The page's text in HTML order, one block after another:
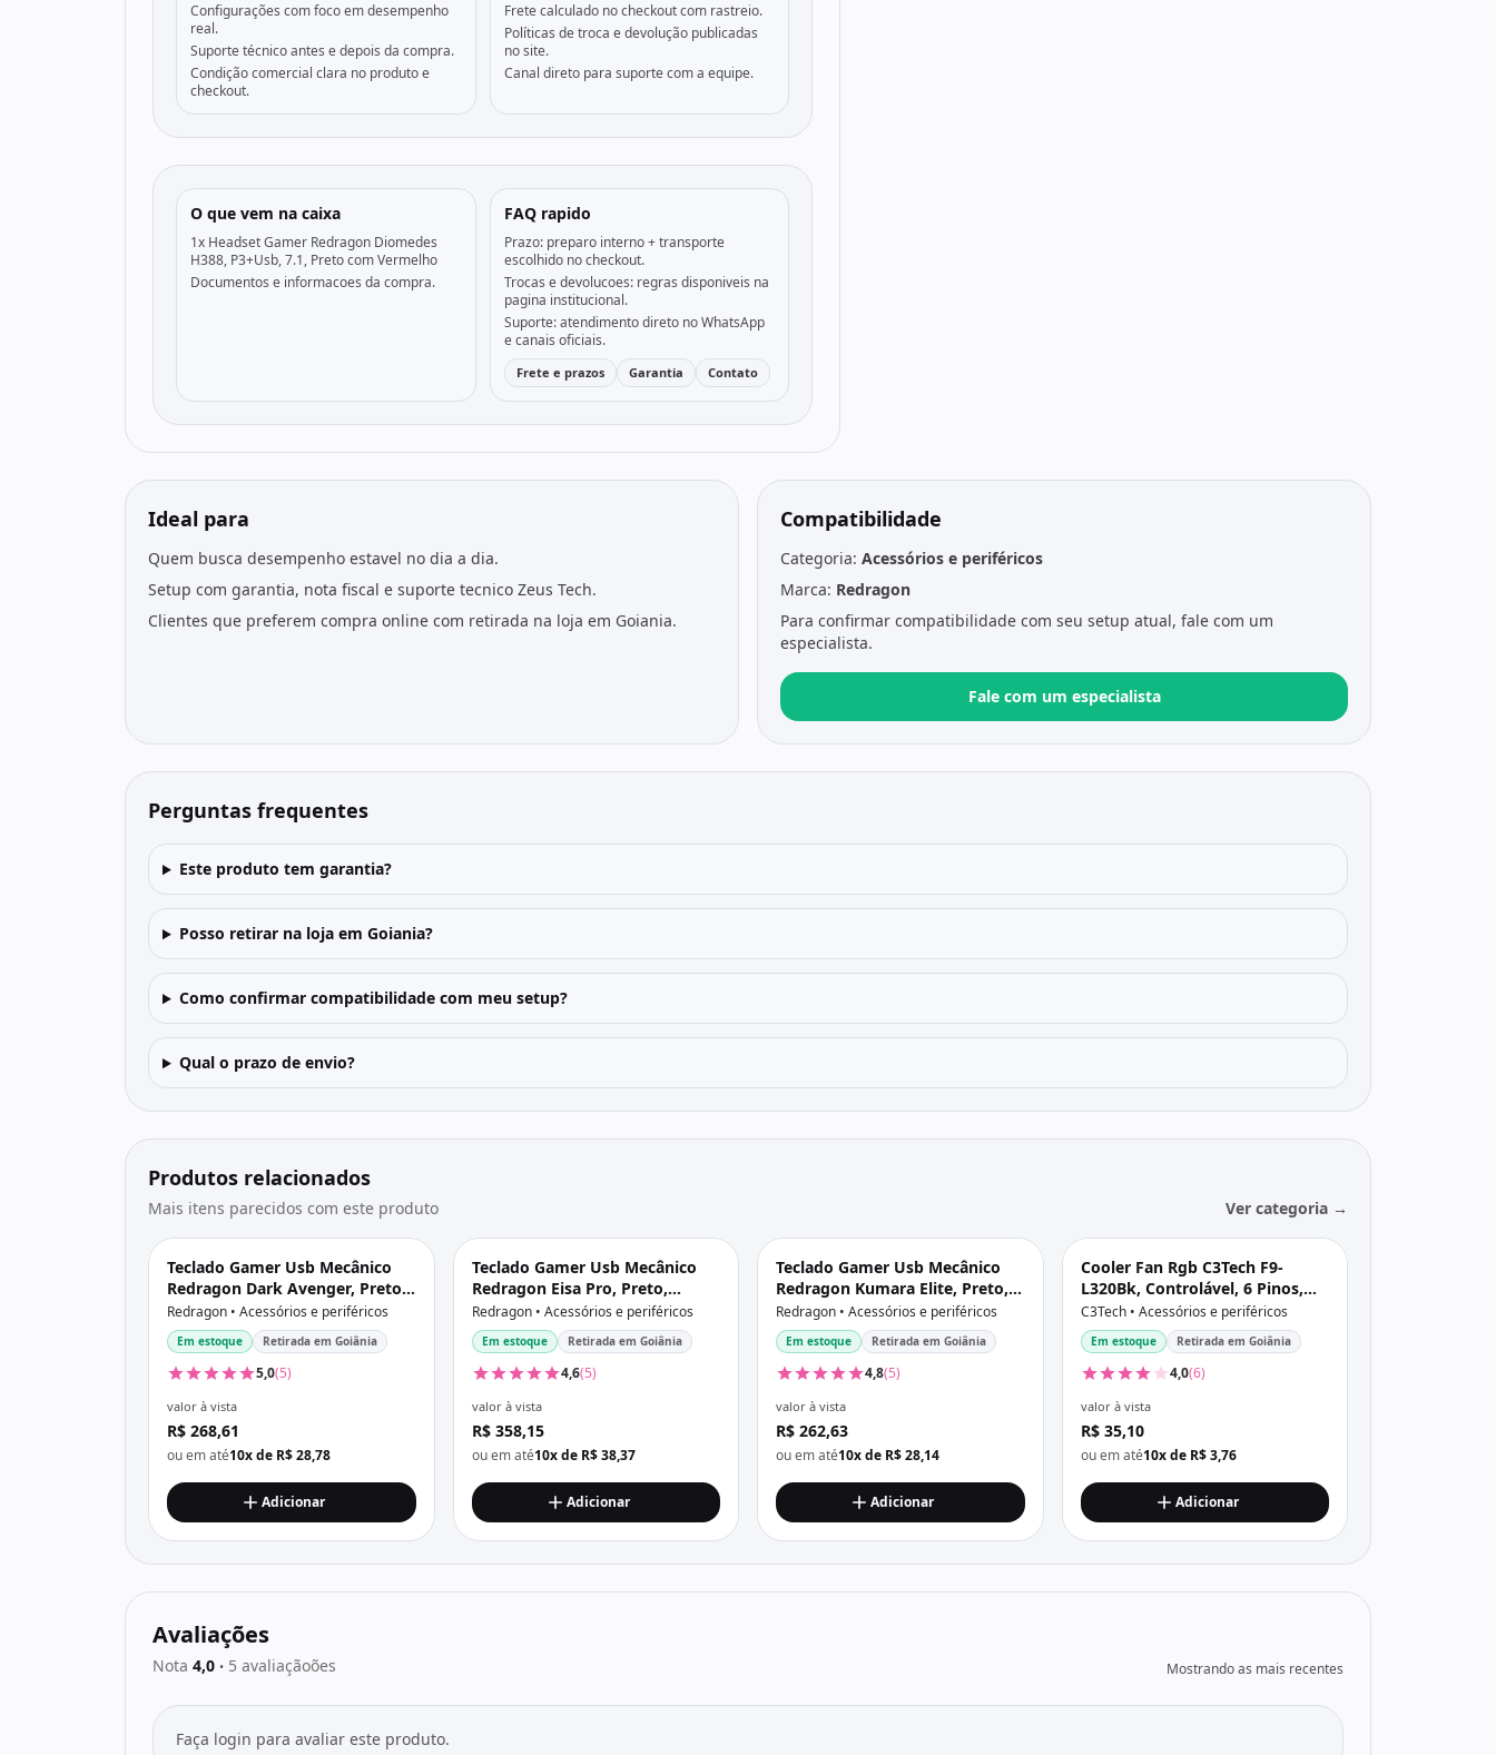
Configurações com foco em desempenho
real.
Suporte técnico antes e depois da compra.
Condição comercial clara no produto e
checkout.
Frete calculado no checkout com rastreio.
Políticas de troca e devolução publicadas
no site.
Canal direto para suporte com a equipe.
O que vem na caixa
1x Headset Gamer Redragon Diomedes
H388, P3+Usb, 7.1, Preto com Vermelho
Documentos e informacoes da compra.
FAQ rapido
Prazo: preparo interno + transporte
escolhido no checkout.
Trocas e devolucoes: regras disponiveis na
pagina institucional.
Suporte: atendimento direto no WhatsApp
e canais oficiais.
Frete e prazos Garantia Contato
Ideal para
Quem busca desempenho estavel no dia a dia.
Setup com garantia, nota fiscal e suporte tecnico Zeus Tech.
Clientes que preferem compra online com retirada na loja em Goiania.
Compatibilidade
Categoria: Acessórios e periféricos
Marca: Redragon
Para confirmar compatibilidade com seu setup atual, fale com um
especialista.
Fale com um especialista
Perguntas frequentes
Este produto tem garantia?
Posso retirar na loja em Goiania?
Como confirmar compatibilidade com meu setup?
Qual o prazo de envio?
Produtos relacionados
Mais itens parecidos com este produto Ver categoria →
Teclado Gamer Usb Mecânico
Redragon Dark Avenger, Preto,
Switch Outemu Blue, Rgb,
Abnt2, K568Rgb-2 V2 Pt-Blue
Redragon • Acessórios e periféricos
Em estoque Retirada em Goiânia
5,0(5)
valor à vista
R$ 268,61
ou em até10x de R$ 28,78
Adicionar
Teclado Gamer Usb Mecânico
Redragon Eisa Pro, Preto,
Switch Mambo, Rgb, Wi-fi, Bt,
Usb-C, Abnt2, K686-Rgb-Pro
Redragon • Acessórios e periféricos
Em estoque Retirada em Goiânia
4,6(5)
valor à vista
R$ 358,15
ou em até10x de R$ 38,37
Adicionar
Teclado Gamer Usb Mecânico
Redragon Kumara Elite, Preto,
Switch Brown, Rgb, Wi-fi, Bt,
Usb-C, Abnt2, K552-Krs
Redragon • Acessórios e periféricos
Em estoque Retirada em Goiânia
4,8(5)
valor à vista
R$ 262,63
ou em até10x de R$ 28,14
Adicionar
Cooler Fan Rgb C3Tech F9-
L320Bk, Controlável, 6 Pinos,
Led, 120X120X25 Mm, Preto
C3Tech • Acessórios e periféricos
Em estoque Retirada em Goiânia
4,0(6)
valor à vista
R$ 35,10
ou em até10x de R$ 3,76
Adicionar
Avaliações
Nota 4,0 • 5 avaliaçãoões Mostrando as mais recentes
Faça login para avaliar este produto.